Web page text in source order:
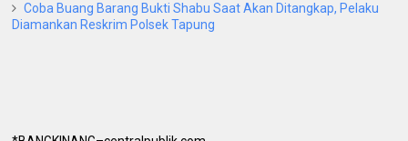
Coba Buang Barang Bukti Shabu Saat Akan Ditangkap, Pelaku
Diamankan Reskrim Polsek Tapung